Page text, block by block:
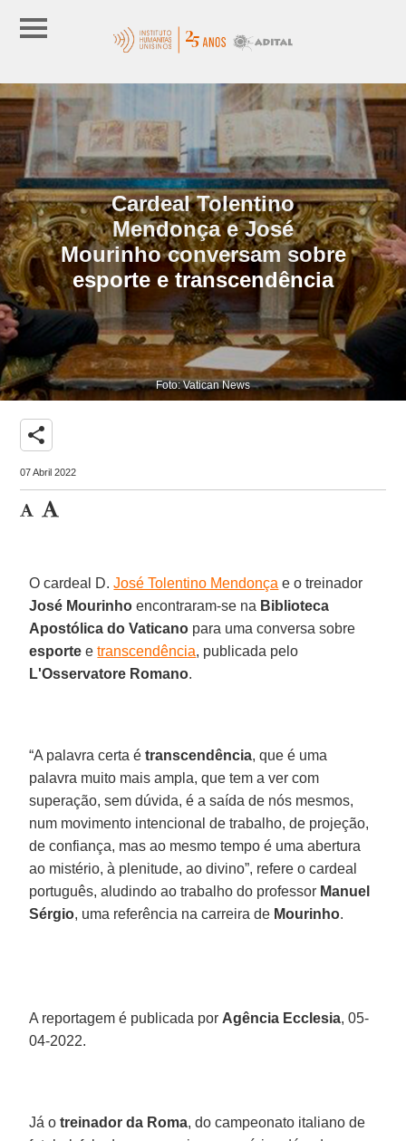
Cardeal Tolentino
Mendonça e José
Mourinho conversam sobre
esporte e transcendência
Foto: Vatican News
share
07 Abril 2022
O cardeal D.José Tolentino Mendonça e o treinador
José Mourinho encontraram-se na Biblioteca
Apostólica do Vaticano para uma conversa sobre
esporte etranscendência, publicada pelo
L'Osservatore Romano.
“A palavra certa étranscendência, que é uma
palavra muito mais ampla, que tem a ver com
superação, sem dúvida, é a saída de nós mesmos,
num movimento intencional de trabalho, de projeção,
de confiança, mas ao mesmo tempo é uma abertura
ao mistério, à plenitude, ao divino”, refere o cardeal
português, aludindo ao trabalho do professor Manuel
Sérgio, uma referência na carreira de Mourinho.
A reportagem é publicada por Agência Ecclesia, 05-
04-2022.
Já otreinador da Roma, do campeonato italiano de